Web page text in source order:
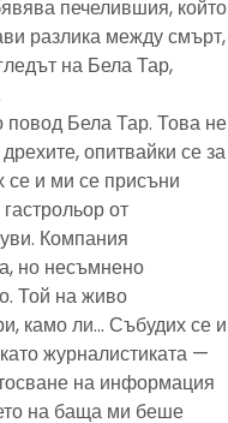
печелившия, който
разлика между смърт,
на Бела Тар,
повод Бела Тар. Това не
опитвайки се за
се и ми се присъни
от
Компания
но несъмнено
Той на живо
камо ли… Събудих се и
журналистиката —
на информация
на баща ми беше